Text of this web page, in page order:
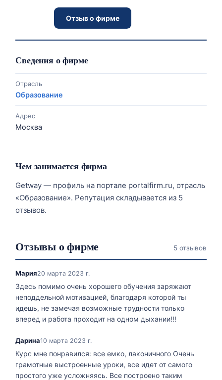
Отзыв о фирме
Сведения о фирме
Отрасль
Образование
Адрес
Москва
Чем занимается фирма
Getway — профиль на портале portalfirm.ru, отрасль
«Образование». Репутация складывается из 5
отзывов.
Отзывы о фирме 5 отзывов
Мария20 марта 2023 г.
Здесь помимо очень хорошего обучения заряжают
неподдельной мотивацией, благодаря которой ты
идешь, не замечая возможные трудности только
вперед и работа проходит на одном дыхании!!!
Дарина10 марта 2023 г.
Курс мне понравился: все емко, лаконичного Очень
грамотные выстроенные уроки, все идет от самого
простого уже усложняясь. Все построено таким